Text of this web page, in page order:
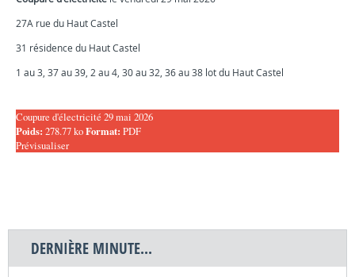
27A rue du Haut Castel
31 résidence du Haut Castel
1 au 3, 37 au 39, 2 au 4, 30 au 32, 36 au 38 lot du Haut Castel
Coupure d'électricité 29 mai 2026
Poids: 278.77 koFormat: PDF
Prévisualiser
DERNIÈRE MINUTE...